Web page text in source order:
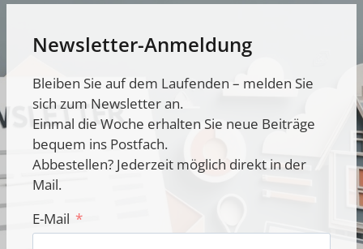
Newsletter-Anmeldung
Bleiben Sie auf dem Laufenden – melden Sie
sich zum Newsletter an.
Einmal die Woche erhalten Sie neue Beiträge
bequem ins Postfach.
Abbestellen? Jederzeit möglich direkt in der
Mail.
E-Mail